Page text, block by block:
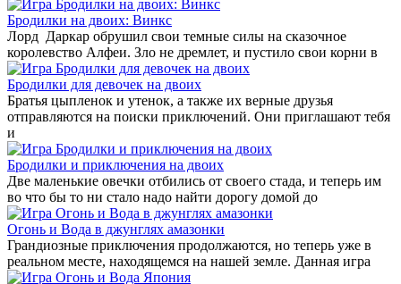
Бродилки на двоих: Винкс
Лорд Даркар обрушил свои темные силы на сказочное
королевство Алфеи. Зло не дремлет, и пустило свои корни в
Бродилки для девочек на двоих
Братья цыпленок и утенок, а также их верные друзья
отправляются на поиски приключений. Они приглашают тебя
и
Бродилки и приключения на двоих
Две маленькие овечки отбились от своего стада, и теперь им
во что бы то ни стало надо найти дорогу домой до
Огонь и Вода в джунглях амазонки
Грандиозные приключения продолжаются, но теперь уже в
реальном месте, находящемся на нашей земле. Данная игра